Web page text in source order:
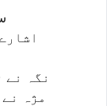
نگہ نے
مژہ